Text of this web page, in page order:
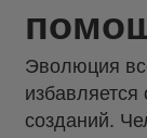
Эволюция
созданий.